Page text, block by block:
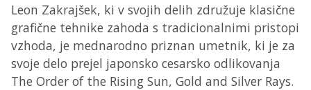
Leon Zakrajšek, ki v svojih delih združuje klasične
grafične tehnike zahoda s tradicionalnimi pristopi
vzhoda, je mednarodno priznan umetnik, ki je za
svoje delo prejel japonsko cesarsko odlikovanja
The Order of the Rising Sun, Gold and Silver Rays.